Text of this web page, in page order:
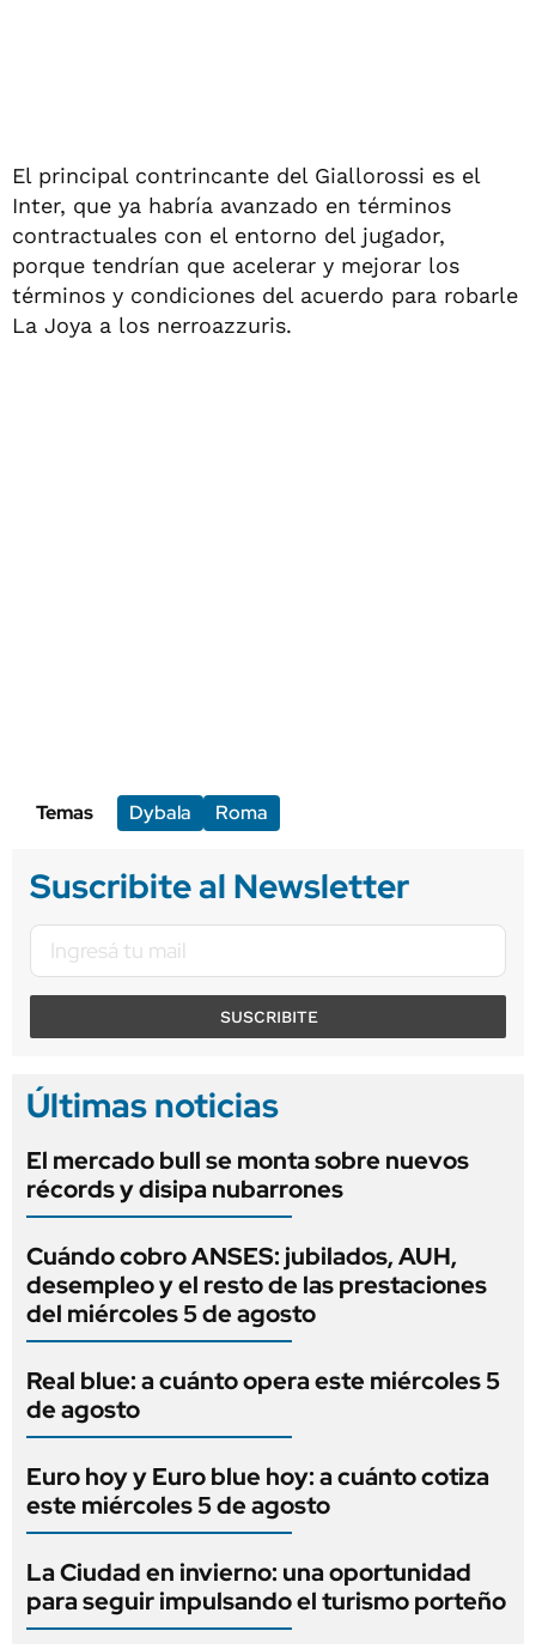
El principal contrincante del Giallorossi es el
Inter, que ya habría avanzado en términos
contractuales con el entorno del jugador,
porque tendrían que acelerar y mejorar los
términos y condiciones del acuerdo para robarle
La Joya a los nerroazzuris.
Temas Dybala Roma
Suscribite al Newsletter
SUSCRIBITE
Últimas noticias
El mercado bull se monta sobre nuevos
récords y disipa nubarrones
Cuándo cobro ANSES: jubilados, AUH,
desempleo y el resto de las prestaciones
del miércoles 5 de agosto
Real blue: a cuánto opera este miércoles 5
de agosto
Euro hoy y Euro blue hoy: a cuánto cotiza
este miércoles 5 de agosto
La Ciudad en invierno: una oportunidad
para seguir impulsando el turismo porteño